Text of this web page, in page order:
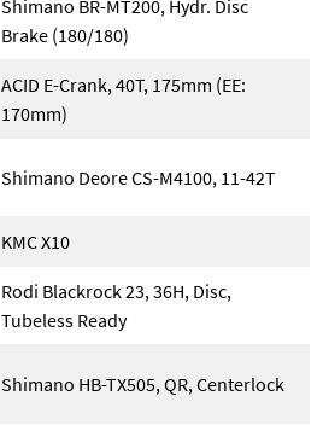
Shimano BR-MT200, Hydr. Disc
Brake (180/180)
ACID E-Crank, 40T, 175mm (EE:
170mm)
Shimano Deore CS-M4100, 11-42T
KMC X10
Rodi Blackrock 23, 36H, Disc,
Tubeless Ready
Shimano HB-TX505, QR, Centerlock